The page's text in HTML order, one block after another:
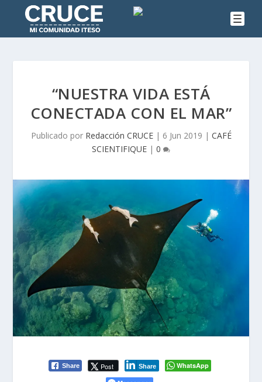
“NUESTRA VIDA ESTÁ
CONECTADA CON EL MAR”
Publicado por Redacción CRUCE| 6 Jun 2019 | CAFÉ
SCIENTIFIQUE | 0
Share Post Share
WhatsApp